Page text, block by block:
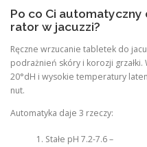
Po co Ci
rator w jacuzzi?
Ręczne wrzucanie tabletek do
podrażnień skóry i korozji
20°dH i wysokie temperatury
nut.
Automatyka daje 3 rzeczy:
Stałe pH 7.2-7.6 –